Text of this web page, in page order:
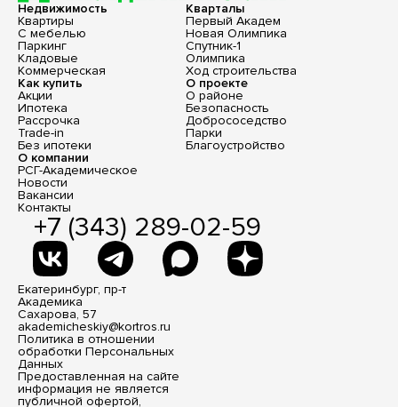
Недвижимость
Квартиры
С мебелью
Паркинг
Кладовые
Коммерческая
Кварталы
Первый Академ
Новая Олимпика
Спутник-1
Олимпика
Ход строительства
Как купить
Акции
Ипотека
Рассрочка
Trade-in
Без ипотеки
О проекте
О районе
Безопасность
Добрососедство
Парки
Благоустройство
О компании
РСГ-Академическое
Новости
Вакансии
Контакты
+7 (343) 289-02-59
Екатеринбург, пр-т
Академика
Сахарова, 57
akademicheskiy@kortros.ru
Политика в отношении
обработки Персональных
Данных
Предоставленная на сайте
информация не является
публичной офертой,